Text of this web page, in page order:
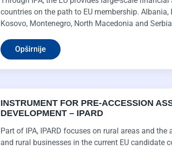
countries on the path to EU membership. Albania,
Kosovo, Montenegro, North Macedonia and
Opširnije
INSTRUMENT FOR PRE-ACCESSION
DEVELOPMENT – IPARD
Part of IPA, IPARD focuses on rural areas and
and rural businesses in the current EU candidate